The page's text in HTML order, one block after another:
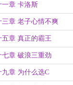
一章 卡洛斯
三章 老子心情不爽
章 真正的霸王
章 破浪三重劲
章 为什么选C